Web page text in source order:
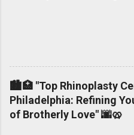
🏙️🏥 "Top Rhinoplasty
Philadelphia: Refining
of Brotherly Love" 🌆🥨